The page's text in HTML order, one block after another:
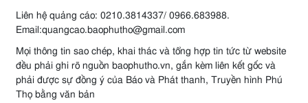
Liên hệ quảng cáo: 0210.3814337/ 0966.683988.
Email:quangcao.baophutho@gmail.com
Mọi thông tin sao chép, khai thác và tổng hợp tin tức từ website
đều phải ghi rõ nguồn baophutho.vn, gắn kèm liên kết gốc và
phải được sự đồng ý của Báo và Phát thanh, Truyền hình Phú
Thọ bằng văn bản